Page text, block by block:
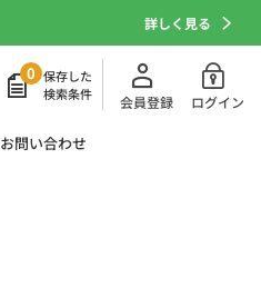
詳しく見る
0 保存した
検索条件
会員登録 ログイン
お問い合わせ